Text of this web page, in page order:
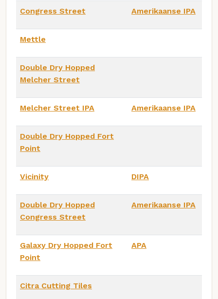
Congress Street Amerikaanse IPA
Mettle
Double Dry Hopped
Melcher Street
Melcher Street IPA Amerikaanse IPA
Double Dry Hopped Fort
Point
Vicinity DIPA
Double Dry Hopped
Congress Street
Amerikaanse IPA
Galaxy Dry Hopped Fort
Point
APA
Citra Cutting Tiles